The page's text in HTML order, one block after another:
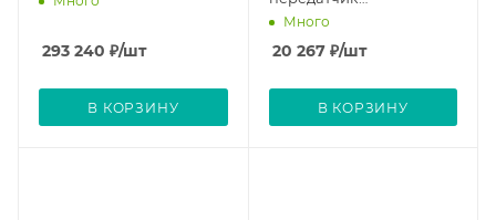
293 240 ₽/шт
В КОРЗИНУ
видеосигнала
Много
20 267₽/шт
В КОРЗИНУ